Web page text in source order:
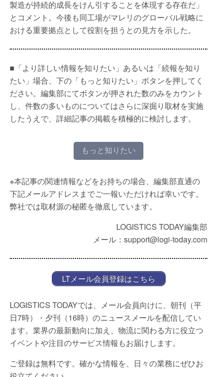
製造が持続的成長をけん引することを体現する存在だ」
とコメント。今後も同工場がマレリのグローバル戦略に
おける重要拠点として役割を担うとの見方を示した。
■「より詳しい情報を知りたい」あるいは「続報を知り
たい」場合、下の「もっと知りたい」ボタンを押してく
ださい。編集部にてボタンが押された数のみをカウント
し、件数の多いものについてはさらに深掘り取材を実施
したうえで、詳細記事の掲載を積極的に検討します。
もっと知りたい
※本記事の関連情報などをお持ちの場合、編集部直通の
下記メールアドレスまでご一報いただければ幸いです。
弊社では取材源の秘匿を徹底しています。
LOGISTICS TODAY編集部
メール：support@logi-today.com
LTメール会員登録はこちら
LOGISTICS TODAYでは、メール会員向けに、朝刊（平
日7時）・夕刊（16時）のニュースメールを配信してい
ます。業界の最新動向に加え、物流に関わる方に役立つ
イベントや注目のサービス情報もお届けします。
ご登録は無料です。確かな情報を、日々の業務にぜひお